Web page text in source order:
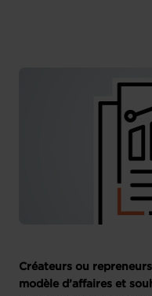
Créateurs ou
modèle d’affaires et